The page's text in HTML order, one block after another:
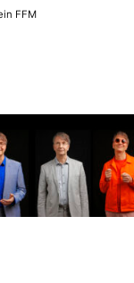
FFM